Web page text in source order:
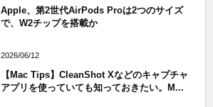
Apple、第2世代AirPods Proは2つのサイズ
で、W2チップを搭載か
2026/06/12
【Mac Tips】CleanShot Xなどのキャプチャ
アプリを使っていても知っておきたい。M...